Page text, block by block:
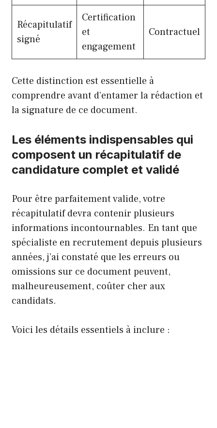
Récapitulatif
signé
Certification
et
engagement
Contractuel
Cette distinction est essentielle à
comprendre avant d’entamer la rédaction et
la signature de ce document.
Les éléments indispensables qui
composent un récapitulatif de
candidature complet et validé
Pour être parfaitement valide, votre
récapitulatif devra contenir plusieurs
informations incontournables. En tant que
spécialiste en recrutement depuis plusieurs
années, j’ai constaté que les erreurs ou
omissions sur ce document peuvent,
malheureusement, coûter cher aux
candidats.
Voici les détails essentiels à inclure :